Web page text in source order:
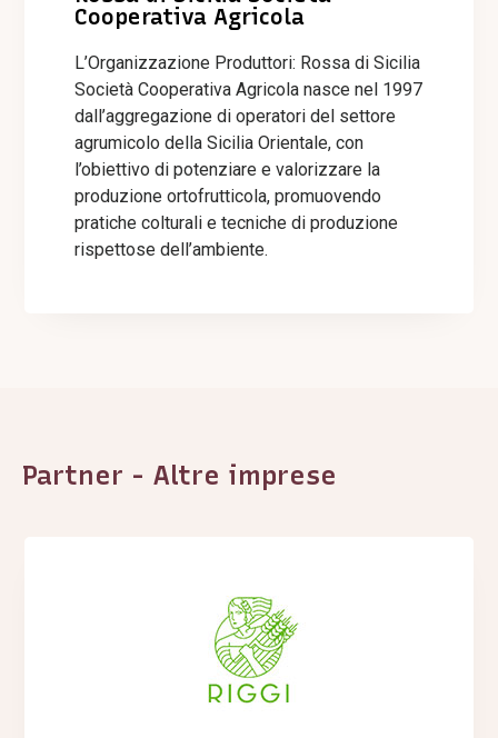
Cooperativa Agricola
L’Organizzazione Produttori: Rossa di Sicilia
Società Cooperativa Agricola nasce nel 1997
dall’aggregazione di operatori del settore
agrumicolo della Sicilia Orientale, con
l’obiettivo di potenziare e valorizzare la
produzione ortofrutticola, promuovendo
pratiche colturali e tecniche di produzione
rispettose dell’ambiente.
Partner - Altre imprese